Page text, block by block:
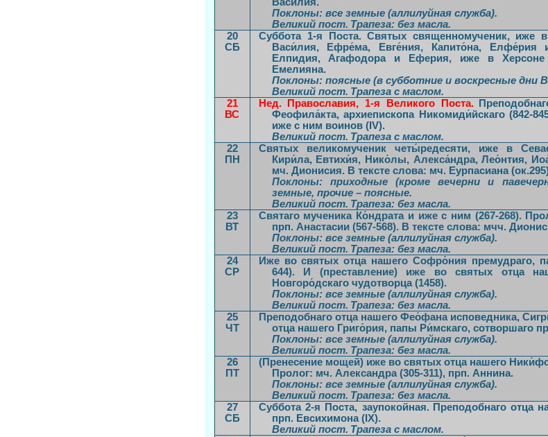
Поклоны: все земные (аллилуйная служба).
Великий пост. Трапеза: без масла.
20
СБ
Суббота 1-я Поста. Святых священномученик, иже
Васи́лия, Ефре́ма, Евге́ния, Капито́на,
Елпидия, Агафодора и Еферия, иже в
Емелияна.
Поклоны: поясные (в субботние и воскресные дни
Великий пост. Трапеза с маслом.
21
ВС
Нед. Православия, 1-я Великого Поста.
Феофила́кта, архиепископа Никомиди́йскаго (842-
иже с ним воинов (IV).
Великий пост. Трапеза с маслом.
22
ПН
Святых великомученик четы́редесяти, иже в
Кири́ла, Евтихи́я, Нико́лы, Алекса́ндра, Лео́нтия,
мч. Дионисия. В тексте слова: мч. Еурпасиана
Поклоны: приходные (кроме вечерни и
земные, прочие – поясные.
Великий пост. Трапеза: без масла.
23
ВТ
Святаго мученика Ко́ндрата и иже с ним (267-268).
прп. Анастасии (567-568). В тексте слова: мчч.
Поклоны: все земные (аллилуйная служба).
Великий пост. Трапеза: без масла.
24
СР
Иже во святых отца нашего Софро́ния премудраго,
644). И (преставление) иже во святых отца
Новгоро́дскаго чудотворца (1458).
Поклоны: все земные (аллилуйная служба).
Великий пост. Трапеза: без масла.
25
ЧТ
Преподобнаго отца нашего Фео́фана исповедника,
отца нашего Григо́рия, папы Ри́мскаго, сотворшаго
Поклоны: все земные (аллилуйная служба).
Великий пост. Трапеза: без масла.
26
ПТ
(П ренесение мощей) иже во святых отца нашего
Пролог: мч. Александра (305-311), прп. Аннина.
Поклоны: все земные (аллилуйная служба).
Великий пост. Трапеза: без масла.
27
СБ
Суббота 2-я Поста, заупокойная. Преподобнаго отца
прп. Евсихимона (IX).
Великий пост. Трапеза с маслом.